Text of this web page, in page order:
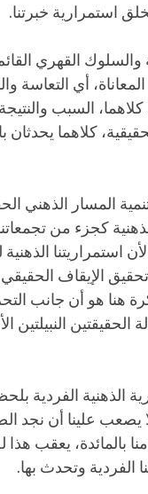
استمرارية خبرتنا.
القهري
أي التعاسة
السبب
كلاهما يحدثان
المسار الذهني
كجزء من
استمراريتنا الذهنية
الإيقاف
هنا هو أن جانب
النبيلتين
الذهنية الفردية
يصعب علينا أن نجد
بالمائدة، يعقب
الفردية وتحدث بها.